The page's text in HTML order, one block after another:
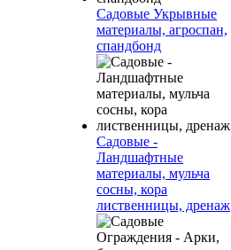
Садовые Укрывные
материалы, агроспан,
спандбонд
Садовые -
Ландшафтные
материалы, мульча
сосны, кора
лиственницы, дренаж